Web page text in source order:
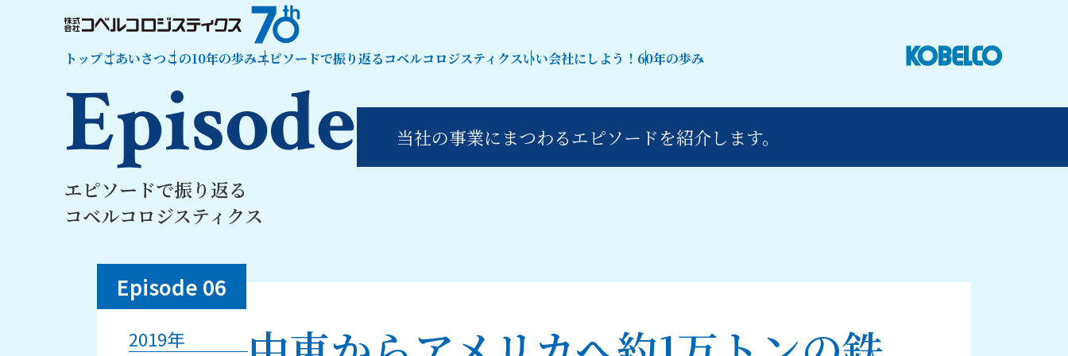
トップごあいさつこの10年の歩みエピソードで振り返るコベルコロジスティクスいい会社にしよう！ 60年の歩み
Episode
エピソードで振り返る
コベルコロジスティクス
当社の事業にまつわるエピソードを紹介します。
Episode 06
2019年